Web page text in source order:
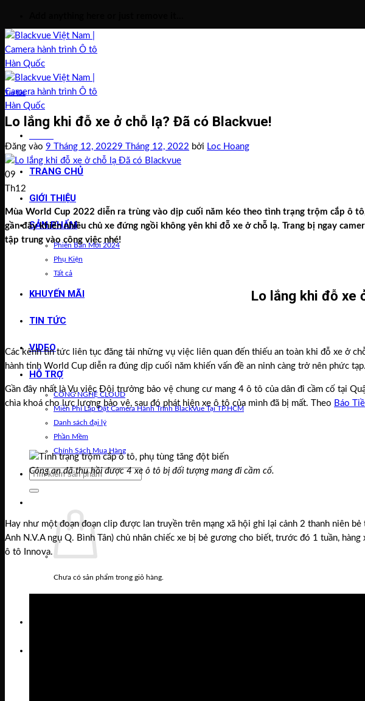
qua
nội
dung
TRANG CHỦ
GIỚI THIỆU
SẢN PHẨM
Phiên Bản Mới 2024
Phụ Kiện
Tất cả
KHUYẾN MÃI
TIN TỨC
VIDEO
HỖ TRỢ
CÔNG NGHỆ CLOUD
Miễn Phí Lắp Đặt Camera Hành Trình BlackVue Tại TP.HCM
Danh sách đại lý
Phần Mềm
Chính Sách Mua Hàng
Tìm
kiếm:
Chưa có sản phẩm trong giỏ hàng.
Tin tức
Lo lắng khi đỗ xe ở chỗ lạ? Đã có Blackvue!
Đăng vào 9 Tháng 12, 20229 Tháng 12, 2022 bởi Loc Hoang
09
Th12
Mùa World Cup 2022 diễn ra trùng vào dịp cuối năm kéo theo tình trạng trộm cắp ô
gần đây khiến nhiều chủ xe đứng ngồi không yên khi đỗ xe ở chỗ lạ. Trang bị ngay
tập trung vào công việc nhé!
Lo lắng khi đỗ xe
Các kênh tin tức liên tục đăng tải những vụ việc liên quan đến thiếu an toàn khi đỗ xe ở
hành tinh World Cup diễn ra đúng dịp cuối năm khiến vấn đề an ninh càng trở nên phức tạp.
Gần đây nhất là Vụ việc Đội trưởng bảo vệ chung cư mang 4 ô tô của dân đi cầm cố tại
chìa khoá cho lực lượng bảo vệ, sau đó phát hiện xe ô tô của mình đã bị mất. Theo Báo
Công an đã thu hồi được 4 xe ô tô bị đối tượng mang đi cầm cố.
Hay như một đoạn đoạn clip được lan truyền trên mạng xã hội ghi lại cảnh 2 thanh niên
Anh N.V.A ngụ Q. Bình Tân) chủ nhân chiếc xe bị bẻ gương cho biết, trước đó 1 tuần,
ô tô Innova.